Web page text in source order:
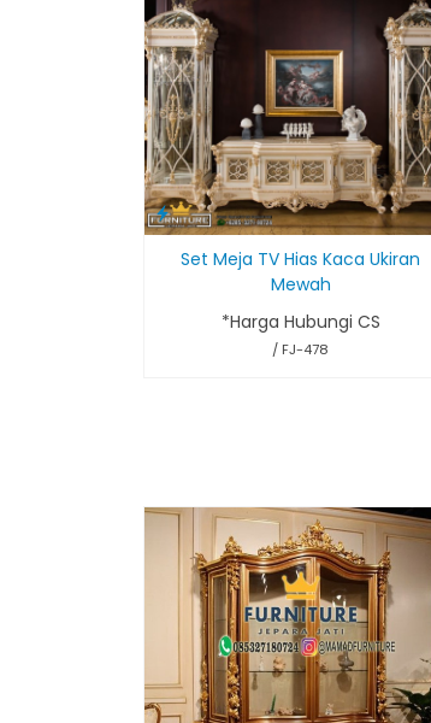
Set Meja TV Hias Kaca Ukiran
Mewah
*Harga Hubungi CS
/ FJ-478